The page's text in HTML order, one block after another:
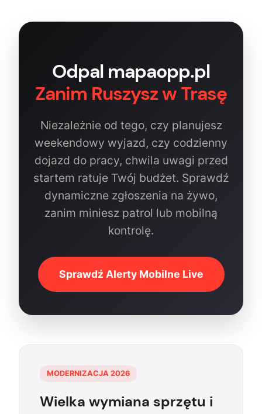
Odpal mapaopp.pl
Zanim Ruszysz w Trasę
Niezależnie od tego, czy planujesz
weekendowy wyjazd, czy codzienny
dojazd do pracy, chwila uwagi przed
startem ratuje Twój budżet. Sprawdź
dynamiczne zgłoszenia na żywo,
zanim miniesz patrol lub mobilną
kontrolę.
Sprawdź Alerty Mobilne Live
MODERNIZACJA 2026
Wielka wymiana sprzętu i